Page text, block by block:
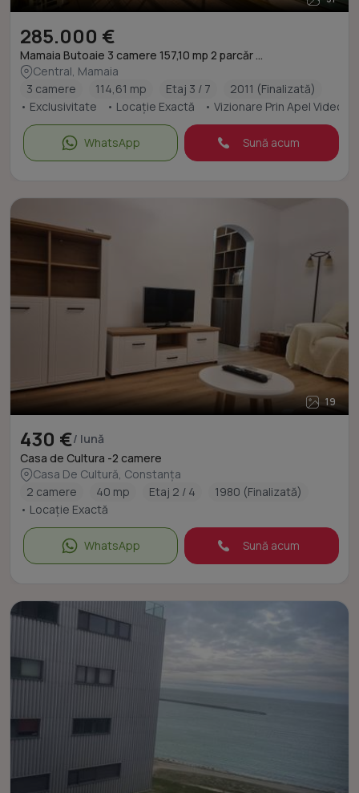
285.000 €
Mamaia Butoaie 3 camere 157,10 mp 2 parcăr ...
Central, Mamaia
3 camere
114,61 mp Etaj 3 / 7
2011 (Finalizată)
• Exclusivitate
• Locație Exactă • Vizionare Prin Apel Video
WhatsApp Sună acum
19
430 €/ lună
Casa de Cultura -2 camere
Casa De Cultură, Constanța
2 camere
40 mp Etaj 2 / 4
1980 (Finalizată)
• Locație Exactă
WhatsApp Sună acum